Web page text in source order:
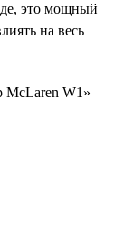
это мощный
на весь